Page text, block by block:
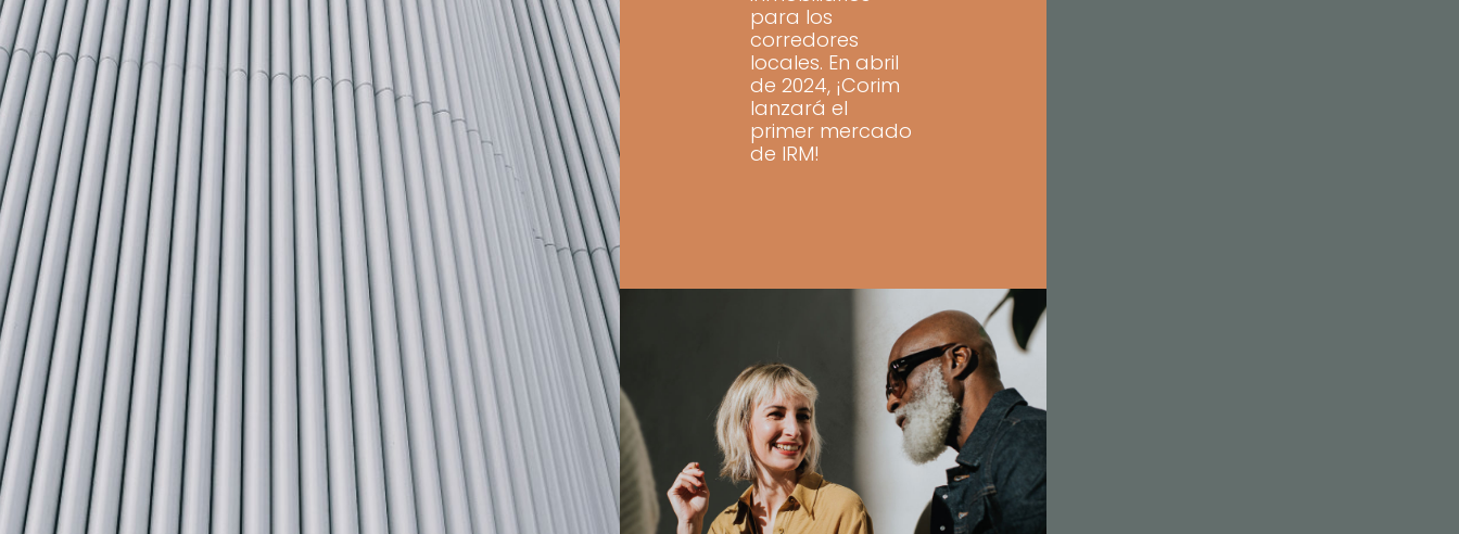
para los
corredores
locales. En abril
de 2024, ¡Corim
lanzará el
primer mercado
de IRM!